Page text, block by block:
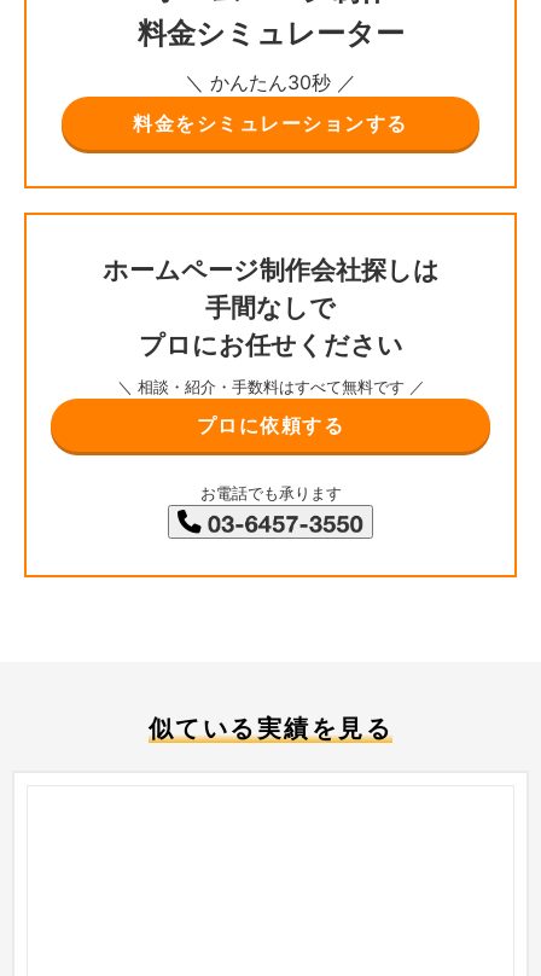
料金シミュレーター
＼ かんたん30秒 ／
料金をシミュレーションする
ホームページ制作会社探しは
手間なしで
プロにお任せください
＼ 相談・紹介・手数料はすべて無料です ／
プロに依頼する
お電話でも承ります
似ている実績を見る